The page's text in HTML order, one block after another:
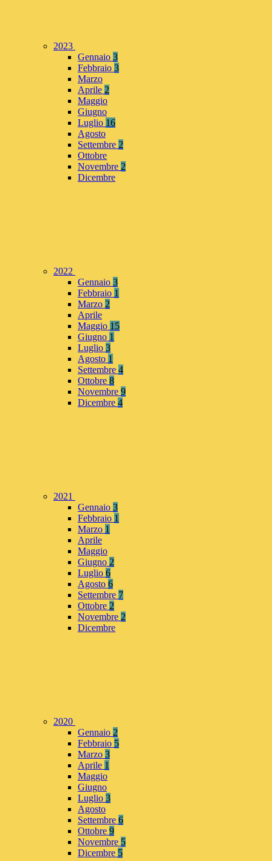
2023
Gennaio 3
Febbraio 3
Marzo
Aprile 2
Maggio
Giugno
Luglio 16
Agosto
Settembre 2
Ottobre
Novembre 2
Dicembre
2022
Gennaio 3
Febbraio 1
Marzo 2
Aprile
Maggio 15
Giugno 1
Luglio 3
Agosto 1
Settembre 4
Ottobre 8
Novembre 9
Dicembre 4
2021
Gennaio 3
Febbraio 1
Marzo 1
Aprile
Maggio
Giugno 2
Luglio 6
Agosto 6
Settembre 7
Ottobre 2
Novembre 2
Dicembre
2020
Gennaio 2
Febbraio 5
Marzo 3
Aprile 1
Maggio
Giugno
Luglio 3
Agosto
Settembre 6
Ottobre 9
Novembre 5
Dicembre 5